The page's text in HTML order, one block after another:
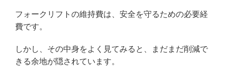
フォークリフトの維持費は、安全を守るための必要経
費です。
しかし、その中身をよく見てみると、まだまだ削減で
きる余地が隠されています。